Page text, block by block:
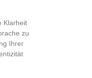
Klarheit
zu
Ihrer